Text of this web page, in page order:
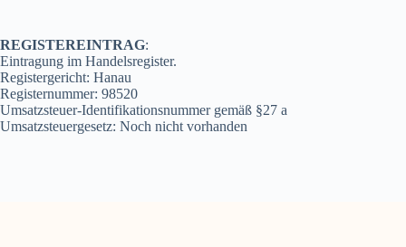
REGISTEREINTRAG:
Eintragung im Handelsregister.
Registergericht: Hanau
Registernummer: 98520
Umsatzsteuer-Identifikationsnummer gemäß §27 a
Umsatzsteuergesetz: Noch nicht vorhanden